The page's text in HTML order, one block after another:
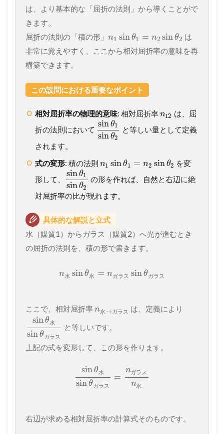
は、より基本的な「屈折の法則」から導くことがで
きます。
屈折の法則の「積の形」 n1 sin θ1 = n2 sinθ2 は
非常に覚えやすく、ここから相対屈折率の意味を再
構築できます。
この設問における重要なポイント
相対屈折率の物理的意味: 相対屈折率n12 は、屈
折の法則において
sinθ1
sinθ2
と等しい量として定義
されます。
式の変形: 積の法則 n1 sinθ1 = n2 sinθ2 を変
形して、
sinθ1
sinθ2
の形を作れば、自然と右辺に絶
対屈折率の比が現れます。
具体的な解説と立式
水（媒質1）からガラス（媒質2）へ光が進むとき
の屈折の法則を、積の形で書きます。
n水 sinθ水 = nガラ ス sinθガラ ス
ここで、相対屈折率 n水→ガラ ス は、定義により
sinθ水
sinθガラ ス
と等しいです。
上記の式を変形して、この形を作ります。
sinθ水
sinθガラ ス
=
nガラ ス
n水
右辺が求める相対屈折率の計算式そのものです。